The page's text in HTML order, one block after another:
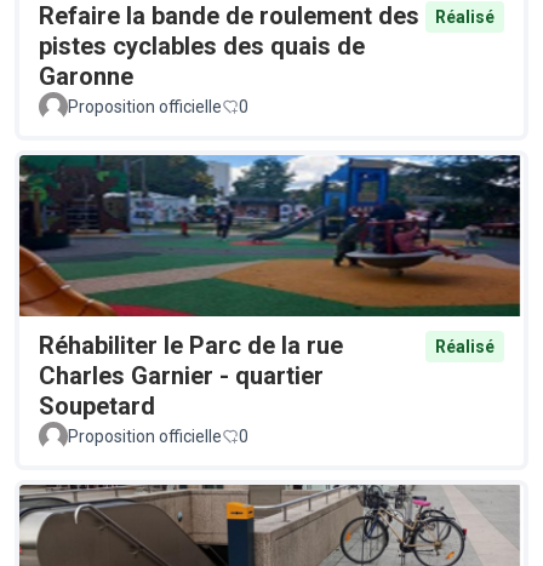
Refaire la bande de roulement des
pistes cyclables des quais de
Garonne
Réalisé
Proposition officielle 0
Réhabiliter le Parc de la rue
Charles Garnier - quartier
Soupetard
Réalisé
Proposition officielle 0